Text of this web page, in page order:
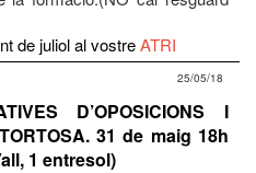
de juliol al vostreATRI
25/05/18
D’OPOSICIONS I
31 de maig 18h
1 entresol)